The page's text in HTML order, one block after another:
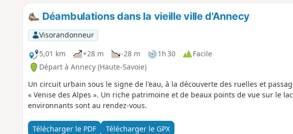
Déambulations dans la vieille ville d'Annecy
Visorandonneur
5,01 km
+28 m -28 m 1h 30
Facile
Départ à Annecy (Haute-Savoie)
Un circuit urbain sous le signe de l'eau, à la découverte des ruelles et
« Venise des Alpes ». Un riche patrimoine et de beaux points de vue sur le
environnants sont au rendez-vous.
Télécharger le PDF Télécharger le GPX